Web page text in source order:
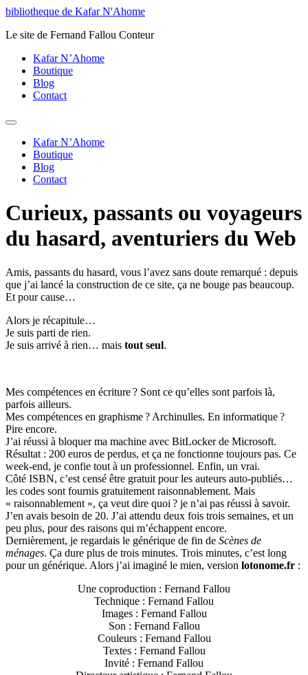
Aller
contenu
bibliotheque de Kafar N'Ahome
Le site de Fernand Fallou Conteur
Kafar N’Ahome
Boutique
Blog
Contact
Kafar N’Ahome
Boutique
Blog
Contact
Curieux, passants ou voyageurs
du hasard, aventuriers du Web
Amis, passants du hasard, vous l’avez sans doute remarqué : depuis
que j’ai lancé la construction de ce site, ça ne bouge pas beaucoup.
Et pour cause…
Alors je récapitule…
Je suis parti de rien.
Je suis arrivé à rien… mais tout seul.
Mes compétences en écriture ? Sont ce qu’elles sont parfois là,
parfois ailleurs.
Mes compétences en graphisme ? Archinulles. En informatique ?
Pire encore.
J’ai réussi à bloquer ma machine avec BitLocker de Microsoft.
Résultat : 200 euros de perdus, et ça ne fonctionne toujours pas. Ce
week-end, je confie tout à un professionnel. Enfin, un vrai.
Côté ISBN, c’est censé être gratuit pour les auteurs auto-publiés…
les codes sont fournis gratuitement raisonnablement. Mais
« raisonnablement », ça veut dire quoi ? je n’ai pas réussi à savoir.
J’en avais besoin de 20. J’ai attendu deux fois trois semaines, et un
peu plus, pour des raisons qui m’échappent encore.
Dernièrement, je regardais le générique de fin de Scènes de
ménages. Ça dure plus de trois minutes. Trois minutes, c’est long
pour un générique. Alors j’ai imaginé le mien, version lotonome.fr :
Une coproduction : Fernand Fallou
Technique : Fernand Fallou
Images : Fernand Fallou
Son : Fernand Fallou
Couleurs : Fernand Fallou
Textes : Fernand Fallou
Invité : Fernand Fallou